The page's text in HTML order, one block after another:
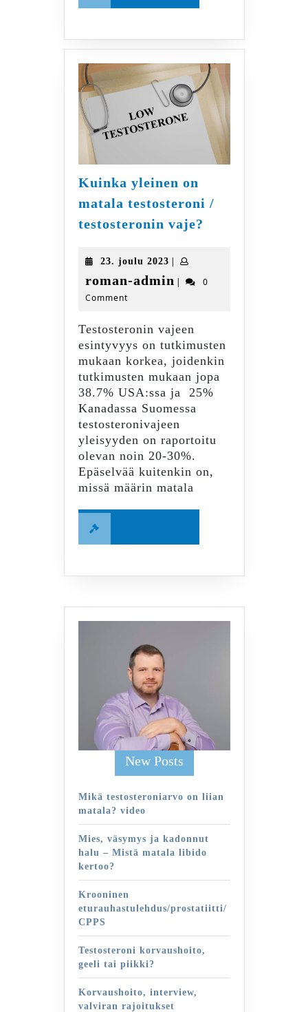
More
Kuinka yleinen on
matala testosteroni /
testosteronin vaje?
testosteroni
23. joulu 202323.
joulu
|
roman-admin roman-
|
0
Comment
Testosteronin vajeen
esintyvyys on tutkimusten
mukaan korkea, joidenkin
tutkimusten mukaan jopa
38.7% USA:ssa ja 25%
Kanadassa Suomessa
testosteronivajeen
yleisyyden on raportoitu
olevan noin 20-30%.
Epäselvää kuitenkin on,
missä määrin matala
More
New Posts
Mikä testosteroniarvo on liian
matala? video
Mies, väsymys ja kadonnut
halu – Mistä matala libido
kertoo?
Krooninen
eturauhastulehdus/prostatiitti/
CPPS
Testosteroni korvaushoito,
geeli tai piikki?
Korvaushoito, interview,
valviran rajoitukset